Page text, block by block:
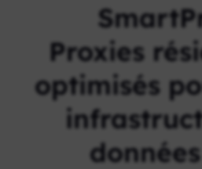
Proxies
optimisés